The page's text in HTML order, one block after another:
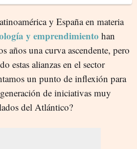
y España en materia
y emprendimiento han
años una curva ascendente, pero
estas alianzas en el sector
un punto de inflexión para
de iniciativas muy
del Atlántico?